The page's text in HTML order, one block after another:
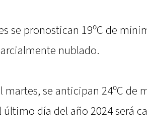
se pronostican 19ºC de
nublado.
martes, se anticipan 24ºC de
último día del año 2024 será